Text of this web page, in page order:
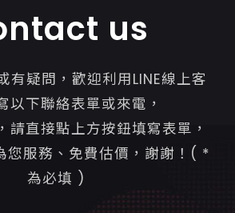
us
有疑問，歡迎利用LINE線上客
以下聯絡表單或來電，
請直接點上方按鈕填寫表單，
您服務、免費估價，謝謝！( *
為必填 )